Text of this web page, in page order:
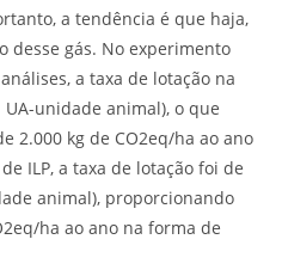
a tendência é que haja,
desse gás. No experimento
a taxa de lotação na
UA-unidade animal), o que
2.000 kg de CO2eq/ha ao ano
ILP, a taxa de lotação foi de
animal), proporcionando
ha ao ano na forma de